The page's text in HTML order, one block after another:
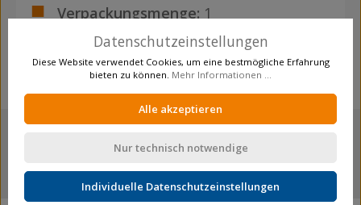
Verpackungsmenge: 1
mehr als 12.000 Produkte
Datenschutzeinstellungen
Diese Website verwendet Cookies, um eine bestmögliche Erfahrung
bieten zu können. Mehr Informationen ...
Alle akzeptieren
Nur technisch notwendige
Individuelle Datenschutzeinstellungen